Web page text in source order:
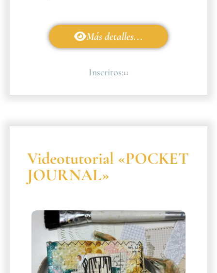
Más detalles...
Inscritos:11
Videotutorial «POCKET
JOURNAL»